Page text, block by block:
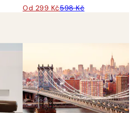
Od 299 Kč598 Kč